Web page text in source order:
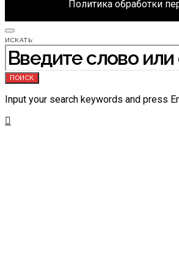
Политика обработки
ИСКАТЬ:
ПОИСК
Input your search keywords and press